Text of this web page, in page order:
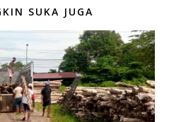
SUKA JUGA